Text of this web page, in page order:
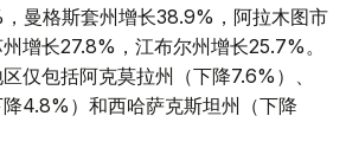
曼格斯套州增长38.9%，阿拉木图市
增长27.8%，江布尔州增长25.7%。
仅包括阿克莫拉州（下降7.6%）、
4.8%）和西哈萨克斯坦州（下降